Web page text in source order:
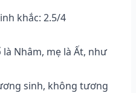
khắc: 2.5/4
Nhâm, mẹ là Ất, như
sinh, không tương